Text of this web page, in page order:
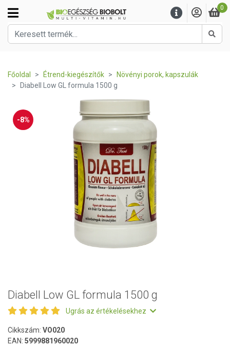
0
Főoldal Étrend-kiegészítők
Növényi porok, kapszulák
Diabell Low GL formula 1500 g
-8%
Diabell Low GL formula 1500 g
Ugrás az értékelésekhez
Cikkszám: VO020
EAN: 5999881960020